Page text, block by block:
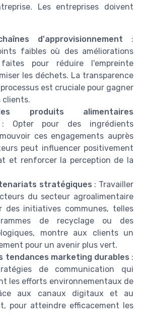
Les entreprises doivent
d'approvisionnement :
faibles où des améliorations
pour réduire l'empreinte
les déchets. La transparence
est cruciale pour gagner
clients.
produits alimentaires
Opter pour des ingrédients
ces engagements auprès
peut influencer positivement
et renforcer la perception de la
stratégiques : Travailler
du secteur agroalimentaire
des initiatives communes, telles
de recyclage ou des
montre aux clients un
pour un avenir plus vert.
tendances marketing durables :
de communication qui
les efforts environnementaux de
aux canaux digitaux et au
pour atteindre efficacement les